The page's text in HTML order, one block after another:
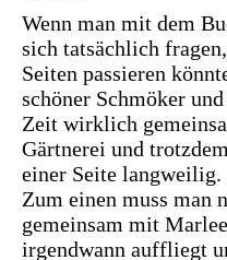
Wenn man mit dem
sich tatsächlich
Seiten passieren
schöner Schmöker
Zeit wirklich
Gärtnerei und
einer Seite
Zum einen muss man
gemeinsam mit
irgendwann auffliegt